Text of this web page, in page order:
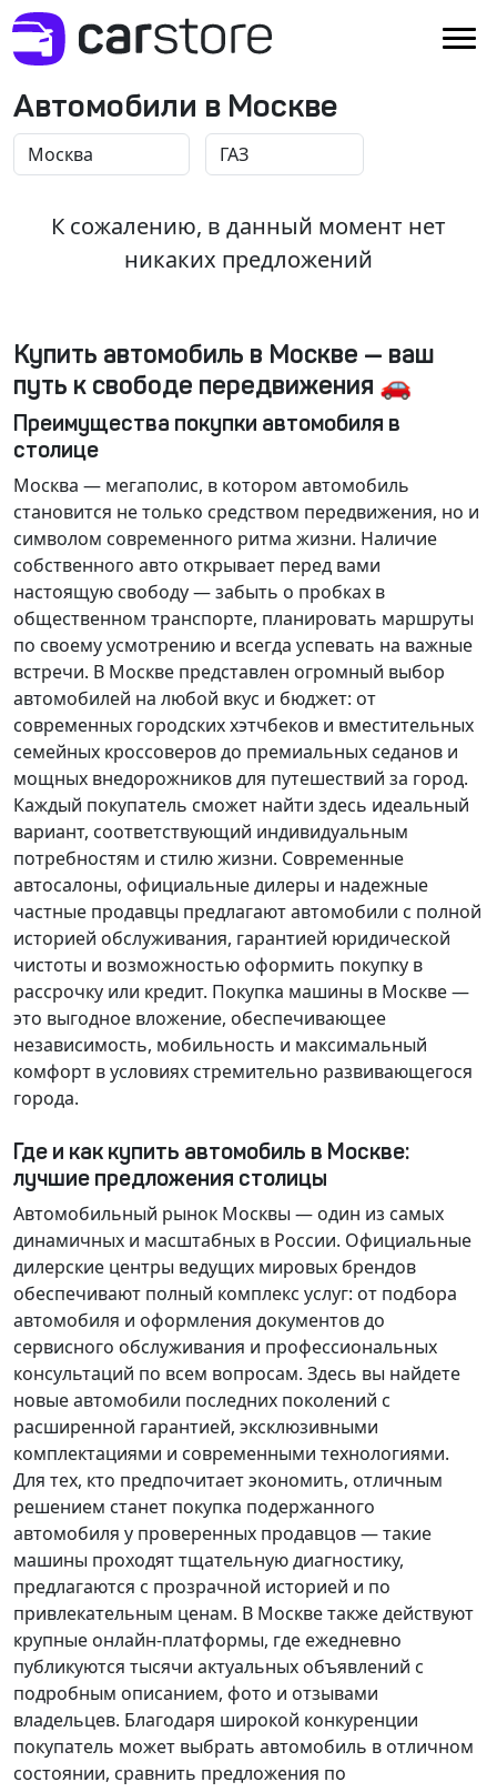
Автомобили в Москве
К сожалению, в данный момент нет
никаких предложений
Купить автомобиль в Москве — ваш
путь к свободе передвижения 🚗
Преимущества покупки автомобиля в
столице
Москва — мегаполис, в котором автомобиль
становится не только средством передвижения, но и
символом современного ритма жизни. Наличие
собственного авто открывает перед вами
настоящую свободу — забыть о пробках в
общественном транспорте, планировать маршруты
по своему усмотрению и всегда успевать на важные
встречи. В Москве представлен огромный выбор
автомобилей на любой вкус и бюджет: от
современных городских хэтчбеков и вместительных
семейных кроссоверов до премиальных седанов и
мощных внедорожников для путешествий за город.
Каждый покупатель сможет найти здесь идеальный
вариант, соответствующий индивидуальным
потребностям и стилю жизни. Современные
автосалоны, официальные дилеры и надежные
частные продавцы предлагают автомобили с полной
историей обслуживания, гарантией юридической
чистоты и возможностью оформить покупку в
рассрочку или кредит. Покупка машины в Москве —
это выгодное вложение, обеспечивающее
независимость, мобильность и максимальный
комфорт в условиях стремительно развивающегося
города.
Где и как купить автомобиль в Москве:
лучшие предложения столицы
Автомобильный рынок Москвы — один из самых
динамичных и масштабных в России. Официальные
дилерские центры ведущих мировых брендов
обеспечивают полный комплекс услуг: от подбора
автомобиля и оформления документов до
сервисного обслуживания и профессиональных
консультаций по всем вопросам. Здесь вы найдете
новые автомобили последних поколений с
расширенной гарантией, эксклюзивными
комплектациями и современными технологиями.
Для тех, кто предпочитает экономить, отличным
решением станет покупка подержанного
автомобиля у проверенных продавцов — такие
машины проходят тщательную диагностику,
предлагаются с прозрачной историей и по
привлекательным ценам. В Москве также действуют
крупные онлайн-платформы, где ежедневно
публикуются тысячи актуальных объявлений с
подробным описанием, фото и отзывами
владельцев. Благодаря широкой конкуренции
покупатель может выбрать автомобиль в отличном
состоянии, сравнить предложения по